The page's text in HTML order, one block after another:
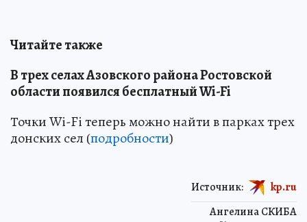
Читайте также
В трех селах Азовского района Ростовской
области появился бесплатный Wi-Fi
Точки Wi-Fi теперь можно найти в парках трех
донских сел (подробности)
Ангелина СКИБА
Источник: kp.ru